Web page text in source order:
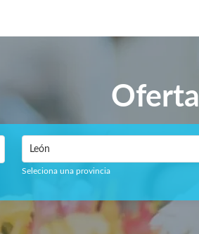
León
Seleciona una provincia